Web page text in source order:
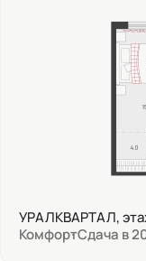
УРАЛКВАРТАЛ,
КомфортСдача в